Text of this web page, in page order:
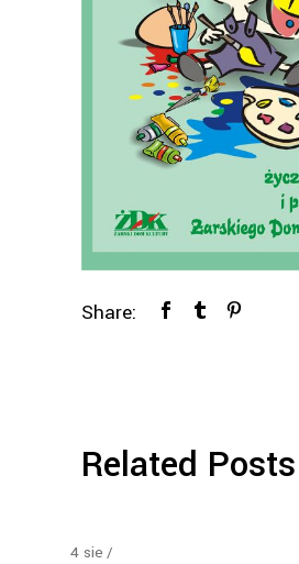
Share:
Related Posts
4 sie